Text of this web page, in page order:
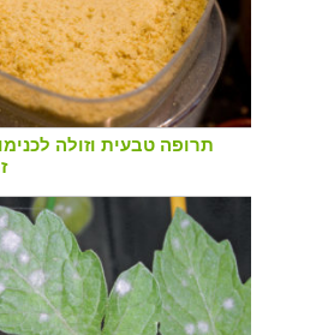
תרופה טבעית וזולה